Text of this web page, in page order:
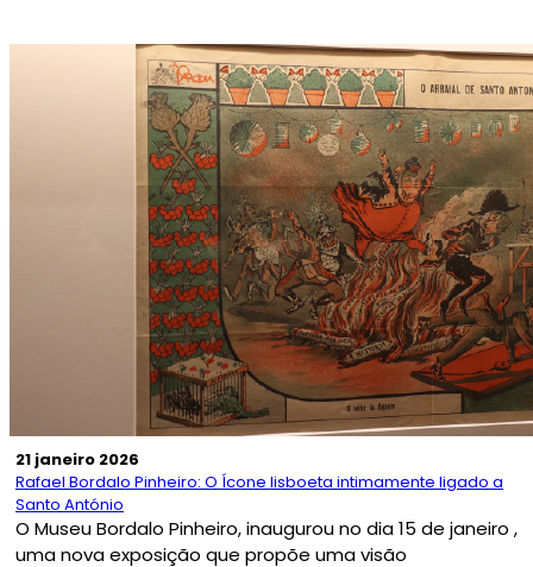
21 janeiro 2026
Rafael Bordalo Pinheiro: O Ícone lisboeta intimamente ligado a
Santo António
O Museu Bordalo Pinheiro, inaugurou no dia 15 de janeiro ,
uma nova exposição que propõe uma visão